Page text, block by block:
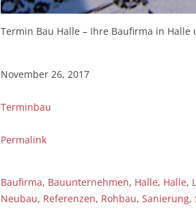
Termin Bau Halle – Ihre Baufirma in Halle
November 26, 2017
Terminbau
Permalink
Baufirma, Bauunternehmen, Halle, Halle,
Neubau, Referenzen, Rohbau, Sanierung,